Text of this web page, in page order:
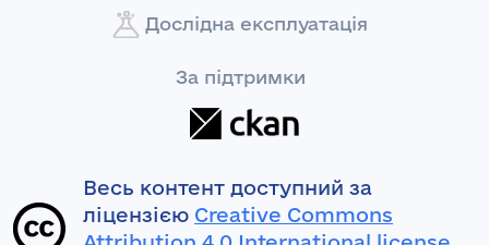
Дослідна експлуатація
За підтримки
Весь контент доступний за
ліцензією Creative Commons